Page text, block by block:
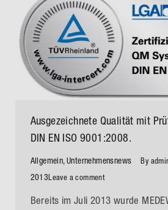
Ausgezeichnete Qualität mit
DIN EN ISO 9001:2008.
Allgemein,Unternehmensnews By
2013Leave a comment
Bereits im Juli 2013 wurde